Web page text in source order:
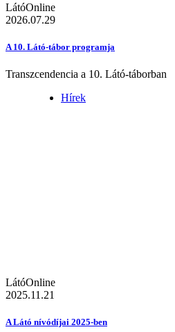
LátóOnline
2026.07.29
A 10. Látó-tábor programja
Transzcendencia a 10. Látó-táborban
Hírek
LátóOnline
2025.11.21
A Látó nívódíjai 2025-ben